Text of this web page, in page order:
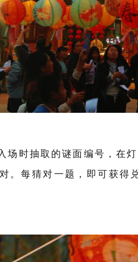
场时抽取的谜面编号，在
。每猜对一题，即可获得